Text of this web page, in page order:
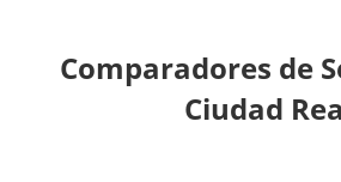
Comparadores de
Ciudad